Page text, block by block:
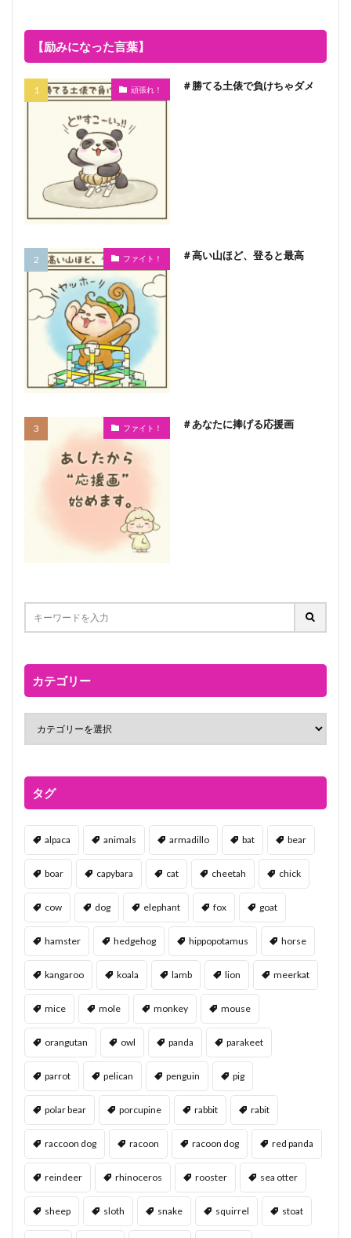
【励みになった言葉】
頑張れ！ ＃勝てる土俵で負けちゃダメ
ファイト！ ＃高い山ほど、登ると最高
ファイト！ ＃あなたに捧げる応援画
カテゴリー
タグ
alpaca animals armadillo bat bear
boar capybara cat cheetah chick
cow dog elephant fox goat
hamster hedgehog hippopotamus horse
kangaroo koala lamb lion meerkat
mice mole monkey mouse
orangutan owl panda parakeet
parrot pelican penguin pig
polar bear porcupine rabbit rabit
raccoon dog racoon racoon dog red panda
reindeer rhinoceros rooster sea otter
sheep sloth snake squirrel stoat